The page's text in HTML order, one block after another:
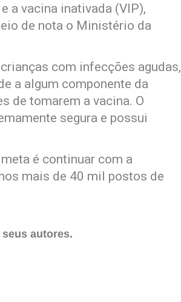
a vacina inativada (VIP),
de nota o Ministério da
com infecções agudas,
a algum componente da
de tomarem a vacina. O
segura e possui
é continuar com a
mais de 40 mil postos de
autores.